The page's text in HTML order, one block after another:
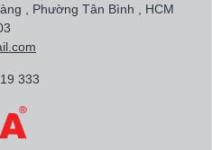
, Phường Tân Bình , HCM
333